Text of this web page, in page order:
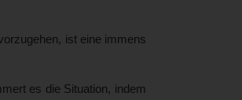
ist eine immens
es die Situation, indem